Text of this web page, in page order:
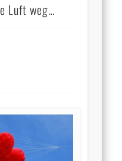
Luft weg…